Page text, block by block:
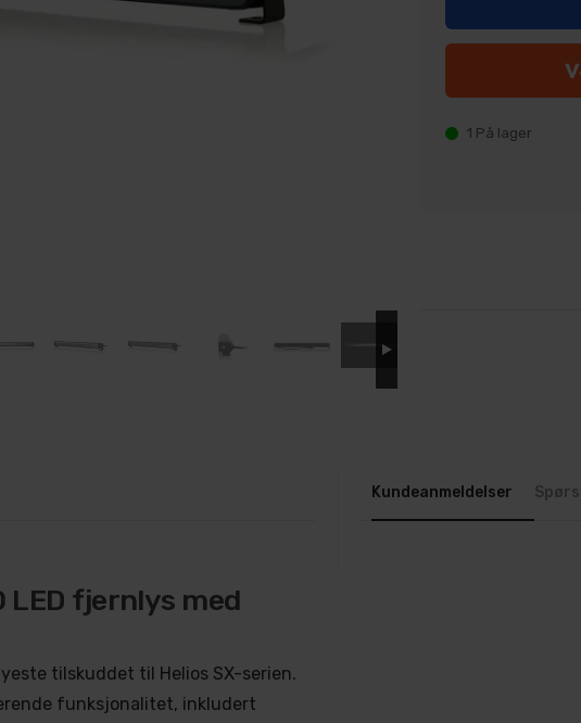
1 På lager
LED fjernlys med
tilskuddet til Helios SX-serien.
funksjonalitet, inkludert
Kundeanmeldelser